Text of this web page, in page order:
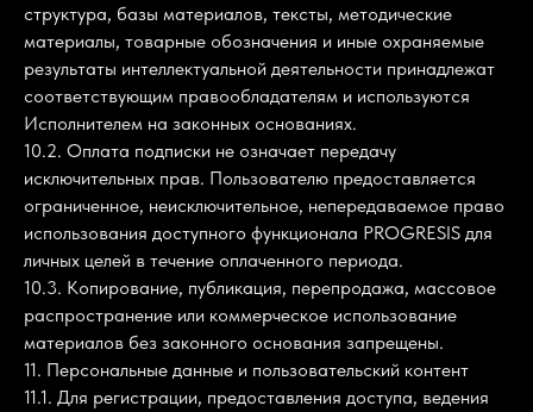
структура, базы материалов, тексты, методические
материалы, товарные обозначения и иные охраняемые
результаты интеллектуальной деятельности принадлежат
соответствующим правообладателям и используются
Исполнителем на законных основаниях.
10.2. Оплата подписки не означает передачу
исключительных прав. Пользователю предоставляется
ограниченное, неисключительное, непередаваемое право
использования доступного функционала PROGRESIS для
личных целей в течение оплаченного периода.
10.3. Копирование, публикация, перепродажа, массовое
распространение или коммерческое использование
материалов без законного основания запрещены.
11. Персональные данные и пользовательский контент
11.1. Для регистрации, предоставления доступа, ведения